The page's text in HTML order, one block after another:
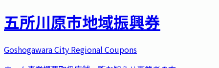
五所川原市地域振興券
Goshogawara City Regional Coupons